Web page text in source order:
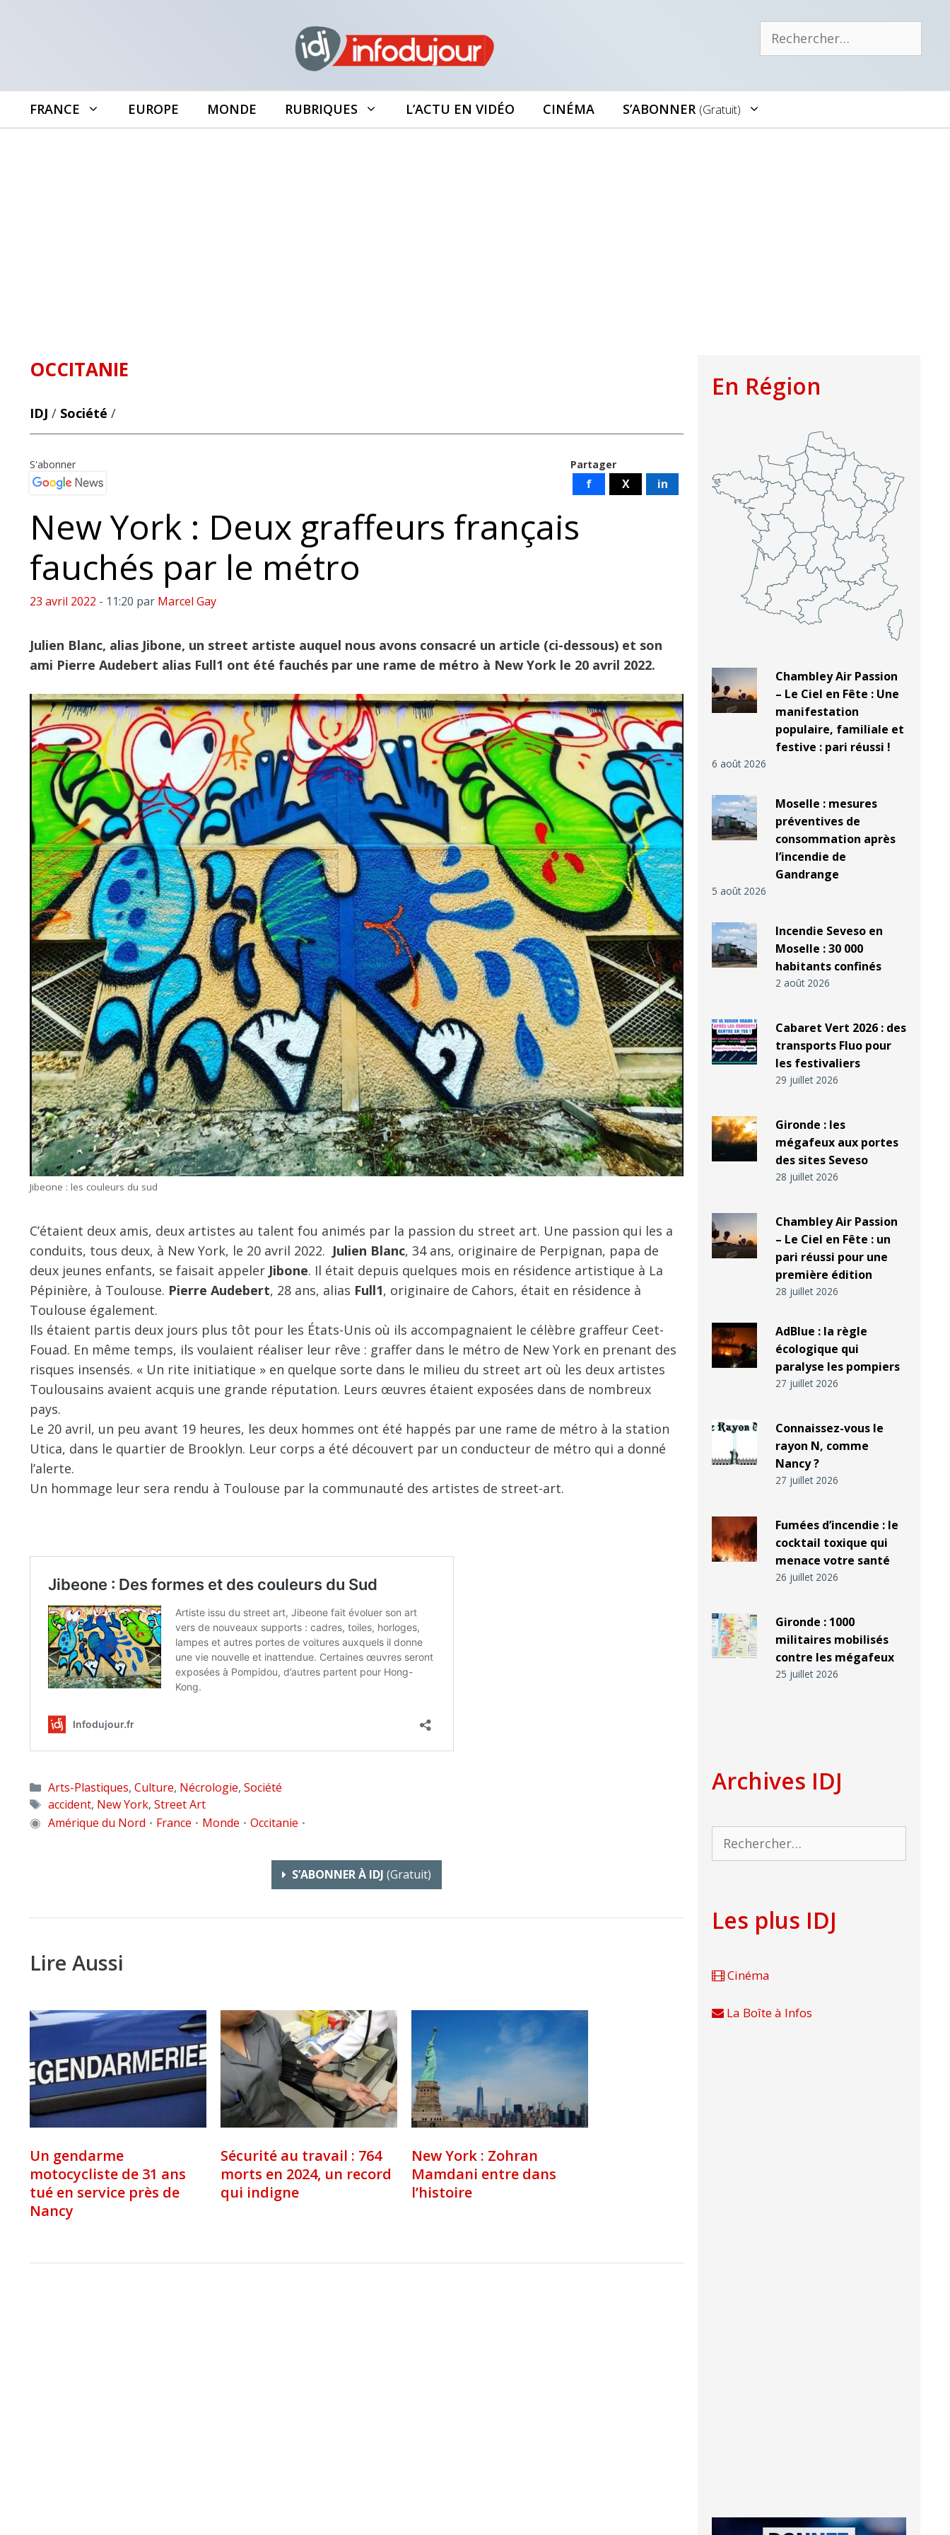
Rechercher :
FRANCE EUROPE MONDE RUBRIQUES L’ACTU EN VIDÉO CINÉMA S’ABONNER (gratuit)
OCCITANIE
IDJ / Société /
Partager
f X in
S'abonner
New York : Deux graffeurs français
fauchés par le métro
23 avril 2022 - 11:20 par Marcel Gay
Julien Blanc, alias Jibone, un street artiste auquel nous avons consacré un article (ci-dessous) et son
ami Pierre Audebert alias Full1 ont été fauchés par une rame de métro à New York le 20 avril 2022.
Jibeone : les couleurs du sud
C’étaient deux amis, deux artistes au talent fou animés par la passion du street art. Une passion qui les a
conduits, tous deux, à New York, le 20 avril 2022. Julien Blanc, 34 ans, originaire de Perpignan, papa de
deux jeunes enfants, se faisait appeler Jibone. Il était depuis quelques mois en résidence artistique à La
Pépinière, à Toulouse. Pierre Audebert, 28 ans, alias Full1, originaire de Cahors, était en résidence à
Toulouse également.
Ils étaient partis deux jours plus tôt pour les États-Unis où ils accompagnaient le célèbre graffeur Ceet-
Fouad. En même temps, ils voulaient réaliser leur rêve : graffer dans le métro de New York en prenant des
risques insensés. « Un rite initiatique » en quelque sorte dans le milieu du street art où les deux artistes
Toulousains avaient acquis une grande réputation. Leurs œuvres étaient exposées dans de nombreux
pays.
Le 20 avril, un peu avant 19 heures, les deux hommes ont été happés par une rame de métro à la station
Utica, dans le quartier de Brooklyn. Leur corps a été découvert par un conducteur de métro qui a donné
l’alerte.
Un hommage leur sera rendu à Toulouse par la communauté des artistes de street-art.
Catégories
Arts-Plastiques, Culture, Nécrologie, Société
Étiquettes
accident, New York, Street Art
◉ Amérique du Nord • France • Monde • Occitanie •
S’ABONNER À IDJ (gratuit)
Lire Aussi
Un gendarme
motocycliste de 31 ans
tué en service près de
Nancy
Sécurité au travail : 764
morts en 2024, un record
qui indigne
New York : Zohran
Mamdani entre dans
l’histoire
En Région
Chambley Air Passion
– Le Ciel en Fête : Une
manifestation
populaire, familiale et
festive : pari réussi !
6 août 2026
Moselle : mesures
préventives de
consommation après
l’incendie de
Gandrange
5 août 2026
Incendie Seveso en
Moselle : 30 000
habitants confinés
2 août 2026
Cabaret Vert 2026 : des
transports Fluo pour
les festivaliers
29 juillet 2026
Gironde : les
mégafeux aux portes
des sites Seveso
28 juillet 2026
Chambley Air Passion
– Le Ciel en Fête : un
pari réussi pour une
première édition
28 juillet 2026
AdBlue : la règle
écologique qui
paralyse les pompiers
27 juillet 2026
Connaissez-vous le
rayon N, comme
Nancy ?
27 juillet 2026
Fumées d’incendie : le
cocktail toxique qui
menace votre santé
26 juillet 2026
Gironde : 1000
militaires mobilisés
contre les mégafeux
25 juillet 2026
Archives IDJ
Rechercher :
Les plus IDJ
Cinéma
La Boîte à Infos